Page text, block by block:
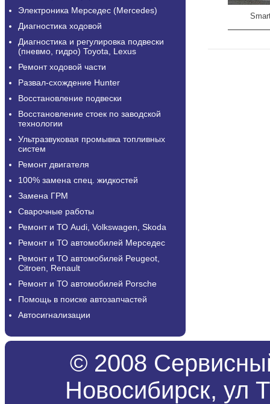
Электроника Мерседес (Mercedes)
Диагностика ходовой
Диагностика и регулировка подвески
(пневмо, гидро) Toyota, Lexus
Ремонт ходовой части
Развал-схождение Hunter
Восстановление подвески
Восстановление стоек по заводской
технологии
Ультразвуковая промывка топливных
систем
Ремонт двигателя
100% замена спец. жидкостей
Замена ГРМ
Сварочные работы
Ремонт и ТО Audi, Volkswagen, Skoda
Ремонт и ТО автомобилей Мерседес
Ремонт и ТО автомобилей Peugeot,
Citroen, Renault
Ремонт и ТО автомобилей Porsche
Помощь в поиске автозапчастей
Автосигнализации
© 2008
Новосибирск, ул